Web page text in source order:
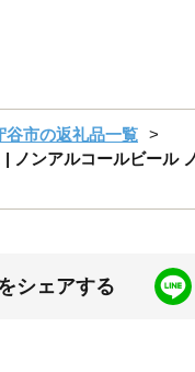
谷市の返礼品一覧
ノンアルコールビー
シェアする